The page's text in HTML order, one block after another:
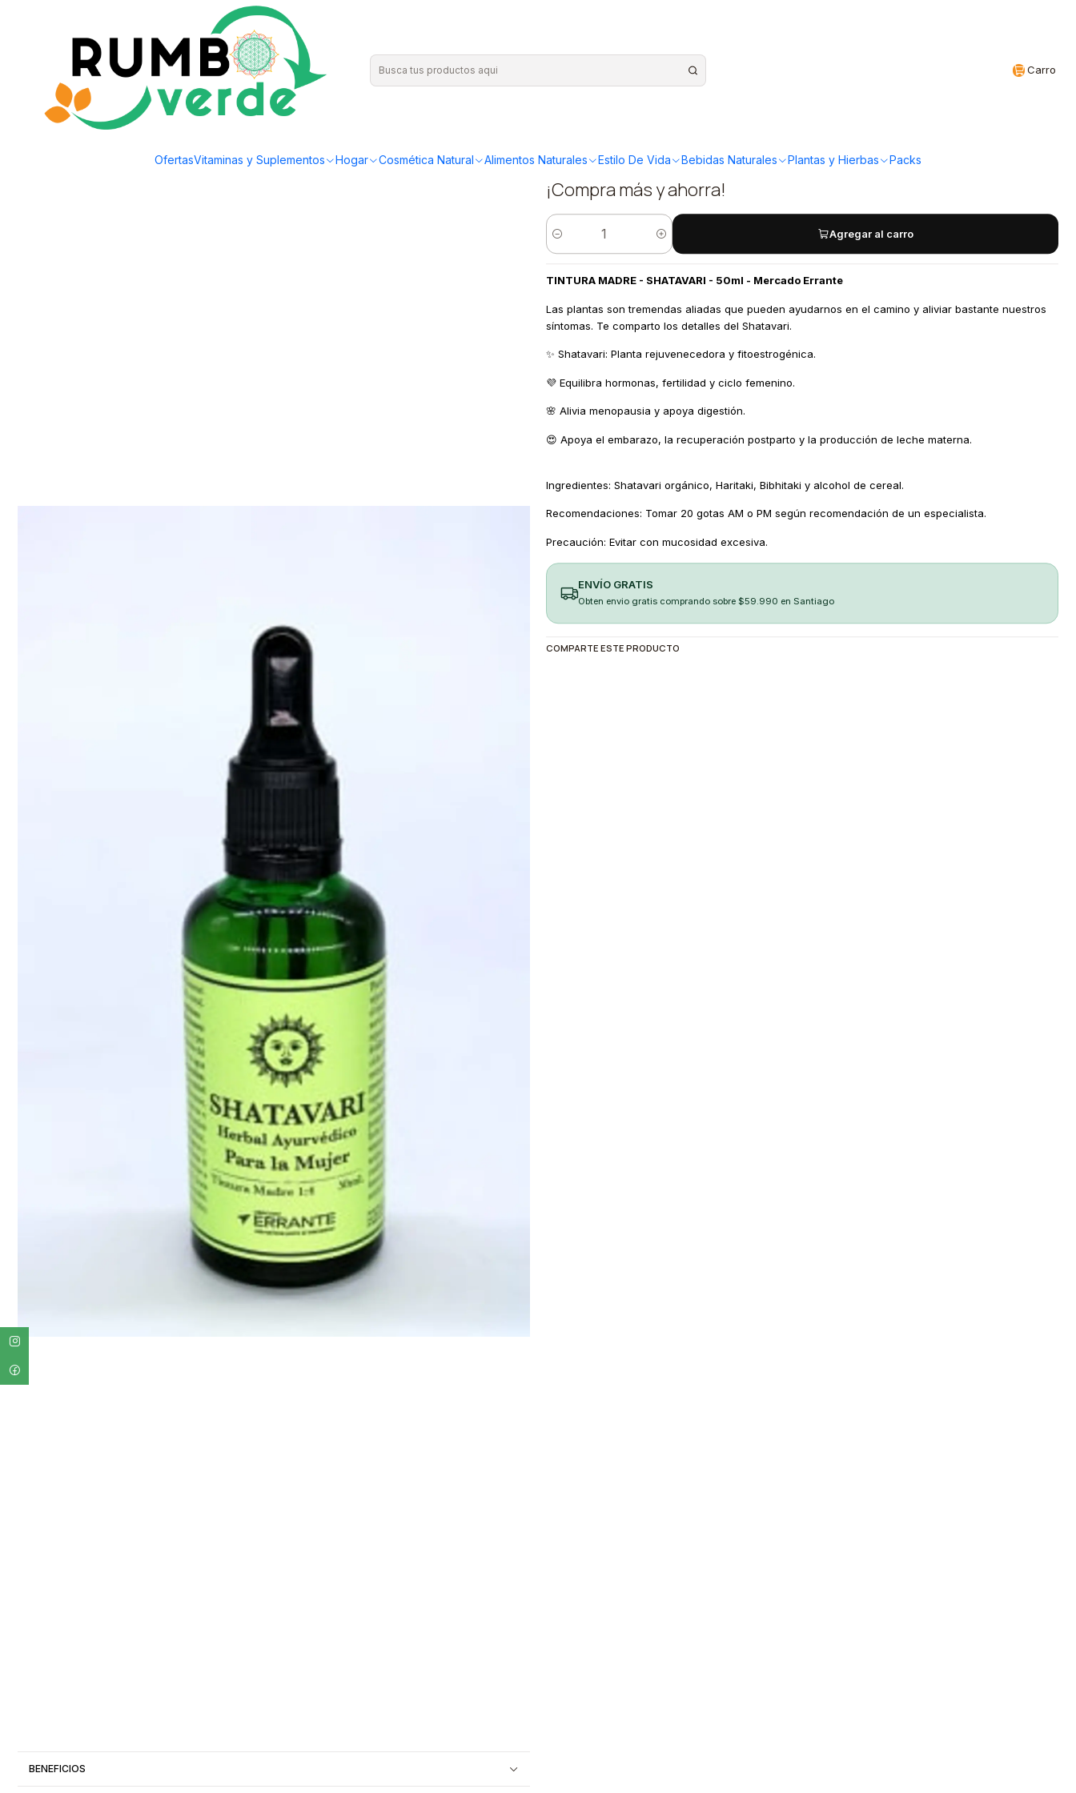
Carro
OfertasVitaminas y Suplementos Hogar Cosmética Natural Alimentos Naturales Estilo De Vida Bebidas Naturales Plantas y Hierbas Packs
Envío gratis por compras sobre los 59.990 en la provincia de Santiago
Vitaminas y Suplementos Antioxidantes Mercado Errante - Tintura madre Shatavari 50ml
BENEFICIOS
madre Shatavari 50ml
¡Compra más y ahorra!
Cantidad
Agregar al carro
TINTURA MADRE - SHATAVARI - 50ml - Mercado Errante
Las plantas son tremendas aliadas que pueden ayudarnos en el camino y aliviar bastante nuestros
síntomas. Te comparto los detalles del Shatavari.
✨ Shatavari: Planta rejuvenecedora y fitoestrogénica.
💜 Equilibra hormonas, fertilidad y ciclo femenino.
🌸 Alivia menopausia y apoya digestión.
😍 Apoya el embarazo, la recuperación postparto y la producción de leche materna.
Ingredientes: Shatavari orgánico, Haritaki, Bibhitaki y alcohol de cereal.
Recomendaciones: Tomar 20 gotas AM o PM según recomendación de un especialista.
Precaución: Evitar con mucosidad excesiva.
ENVÍO GRATIS
Obten envio gratis comprando sobre $59.990 en Santiago
COMPARTE ESTE PRODUCTO